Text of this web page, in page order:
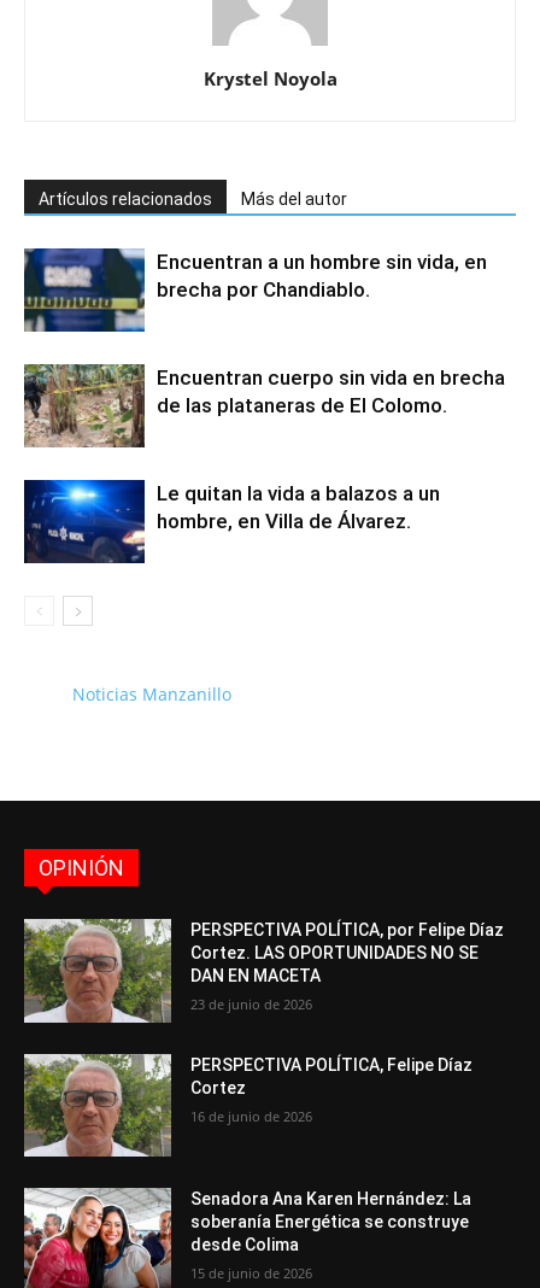
Krystel Noyola
Artículos relacionados Más del autor
Encuentran a un hombre sin vida, en
brecha por Chandiablo.
Encuentran cuerpo sin vida en brecha
de las plataneras de El Colomo.
Le quitan la vida a balazos a un
hombre, en Villa de Álvarez.
Noticias Manzanillo
OPINIÓN
PERSPECTIVA POLÍTICA, por Felipe Díaz
Cortez. LAS OPORTUNIDADES NO SE
DAN EN MACETA
23 de junio de 2026
PERSPECTIVA POLÍTICA, Felipe Díaz
Cortez
16 de junio de 2026
Senadora Ana Karen Hernández: La
soberanía Energética se construye
desde Colima
15 de junio de 2026